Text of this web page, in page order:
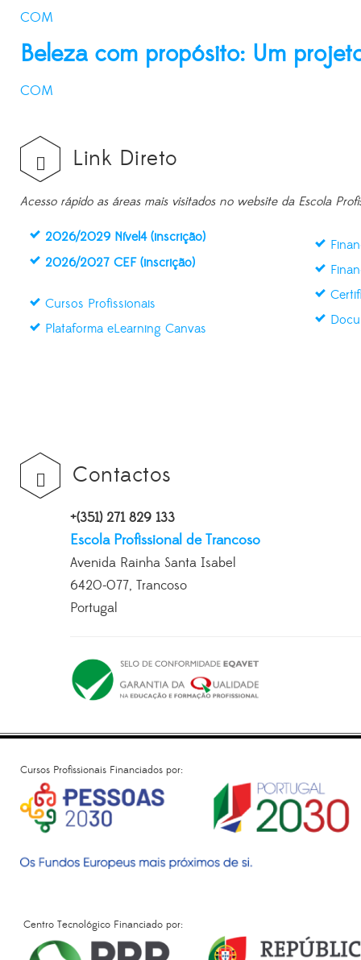
COM
Beleza com propósito: Um
COM
Link Direto
Acesso rápido as áreas mais visitados no website da Escola
2026/2029 Nível4 (inscrição)
2026/2027 CEF (inscrição)
Cursos Profissionais
Plataforma eLearning Canvas
Contactos
+(351) 271 829 133
Escola Profissional de Trancoso
Avenida Rainha Santa Isabel
6420-077, Trancoso
Portugal
Cursos Profissionais Financiados por:
Centro Tecnológico Financiado por: